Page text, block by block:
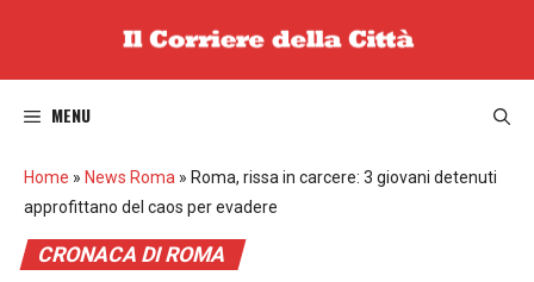
MENU
Home » News Roma » Roma, rissa in carcere: 3 giovani detenuti
approfittano del caos per evadere
CRONACA DI ROMA